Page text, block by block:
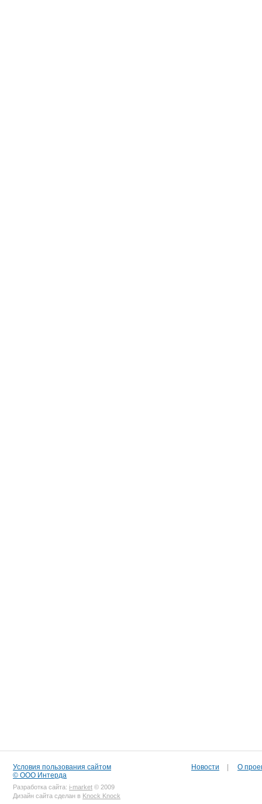
Условия пользования сайтом
© ООО Интерда
Разработка сайта: i-market © 2009
Дизайн сайта сделан в Knock Knock
Новости О